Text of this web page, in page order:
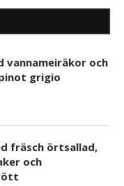
vannameiräkor och
grigio
fräsch örtsallad,
och